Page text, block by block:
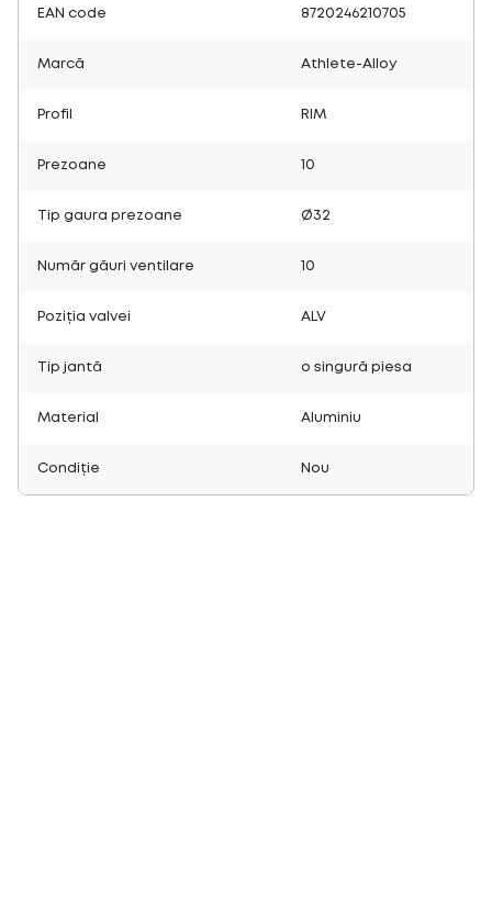
EAN code 8720246210705
Marcă Athlete-Alloy
Profil RIM
Prezoane 10
Tip gaura prezoane Ø32
Număr găuri ventilare 10
Poziția valvei ALV
Tip jantă o singură piesa
Material Aluminiu
Condiție Nou